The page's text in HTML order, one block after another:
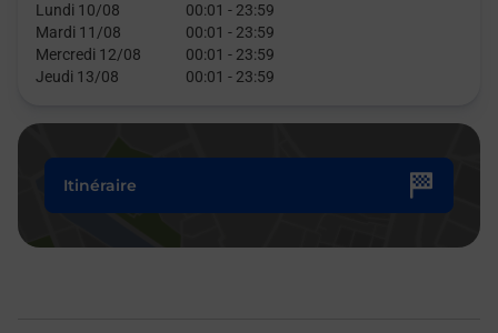
Lundi 10/08
00:01 - 23:59
Mardi 11/08
00:01 - 23:59
Mercredi 12/08
00:01 - 23:59
Jeudi 13/08
00:01 - 23:59
Itinéraire